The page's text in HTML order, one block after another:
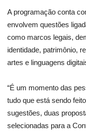
A programação conta
envolvem questões
como marcos legais,
identidade, patrimônio,
artes e linguagens
“É um momento das
tudo que está sendo
sugestões, duas
selecionadas para a